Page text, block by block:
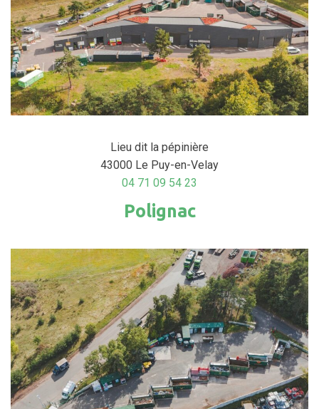
Lieu dit la pépinière
43000 Le Puy-en-Velay
04 71 09 54 23
Polignac